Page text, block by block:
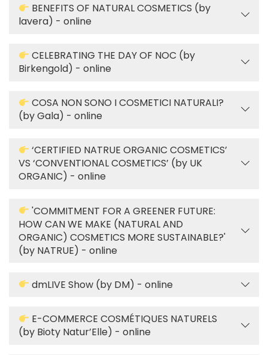
BENEFITS OF NATURAL COSMETICS (by
lavera) - online
CELEBRATING THE DAY OF NOC (by
Birkengold) - online
COSA NON SONO I COSMETICI NATURALI?
(by Gala) - online
‘CERTIFIED NATRUE ORGANIC COSMETICS’
VS ‘CONVENTIONAL COSMETICS’ (by UK
ORGANIC) - online
'COMMITMENT FOR A GREENER FUTURE:
HOW CAN WE MAKE (NATURAL AND
ORGANIC) COSMETICS MORE SUSTAINABLE?'
(by NATRUE) - online
dmLIVE Show (by DM) - online
E-COMMERCE COSMÉTIQUES NATURELS
(by Bioty Natur’Elle) - online